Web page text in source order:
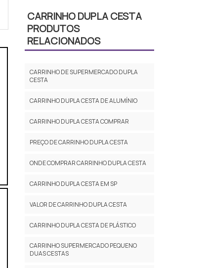
CARRINHO DUPLA CESTA
PRODUTOS
RELACIONADOS
CARRINHO DE SUPERMERCADO DUPLA
CESTA
CARRINHO DUPLA CESTA DE ALUMÍNIO
CARRINHO DUPLA CESTA COMPRAR
PREÇO DE CARRINHO DUPLA CESTA
ONDE COMPRAR CARRINHO DUPLA CESTA
CARRINHO DUPLA CESTA EM SP
VALOR DE CARRINHO DUPLA CESTA
CARRINHO DUPLA CESTA DE PLÁSTICO
CARRINHO SUPERMERCADO PEQUENO
DUAS CESTAS